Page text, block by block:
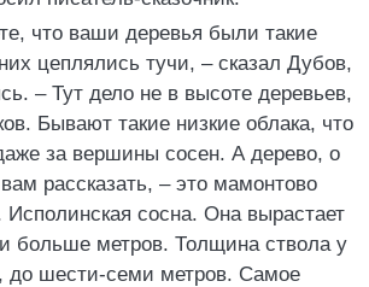
что ваши деревья были такие
цеплялись тучи, – сказал Дубов,
– Тут дело не в высоте деревьев,
Бывают такие низкие облака, что
за вершины сосен. А дерево, о
рассказать, – это мамонтово
Исполинская сосна. Она вырастает
больше метров. Толщина ствола у
до шести-семи метрoв. Самое